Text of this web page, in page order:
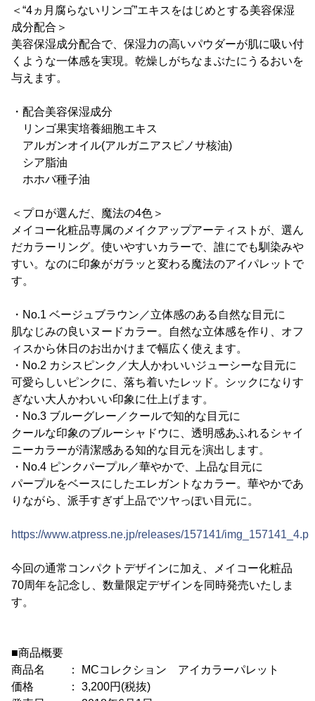
＜“4ヵ月腐らないリンゴ”エキスをはじめとする美容保湿
成分配合＞
美容保湿成分配合で、保湿力の高いパウダーが肌に吸い付
くような一体感を実現。乾燥しがちなまぶたにうるおいを
与えます。
・配合美容保湿成分
リンゴ果実培養細胞エキス
アルガンオイル(アルガニアスピノサ核油)
シア脂油
ホホバ種子油
＜プロが選んだ、魔法の4色＞
メイコー化粧品専属のメイクアップアーティストが、選ん
だカラーリング。使いやすいカラーで、誰にでも馴染みや
すい。なのに印象がガラッと変わる魔法のアイパレットで
す。
・No.1 ベージュブラウン／立体感のある自然な目元に
肌なじみの良いヌードカラー。自然な立体感を作り、オフ
ィスから休日のお出かけまで幅広く使えます。
・No.2 カシスピンク／大人かわいいジューシーな目元に
可愛らしいピンクに、落ち着いたレッド。シックになりす
ぎない大人かわいい印象に仕上げます。
・No.3 ブルーグレー／クールで知的な目元に
クールな印象のブルーシャドウに、透明感あふれるシャイ
ニーカラーが清潔感ある知的な目元を演出します。
・No.4 ピンクパープル／華やかで、上品な目元に
パープルをベースにしたエレガントなカラー。華やかであ
りながら、派手すぎず上品でツヤっぽい目元に。
https://www.atpress.ne.jp/releases/157141/
今回の通常コンパクトデザインに加え、メイコー化粧品
70周年を記念し、数量限定デザインを同時発売いたしま
す。
■商品概要
商品名 ： MCコレクション アイカラーパレット
価格 ： 3,200円(税抜)